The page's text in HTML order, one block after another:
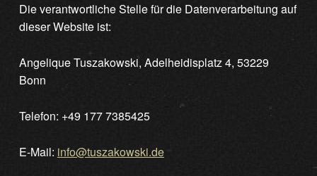
Die verantwortliche Stelle für die Datenverarbeitung auf
dieser Website ist:
Angelique Tuszakowski, Adelheidisplatz 4, 53229
Bonn
Telefon: +49 177 7385425
E-Mail: info@tuszakowski.de